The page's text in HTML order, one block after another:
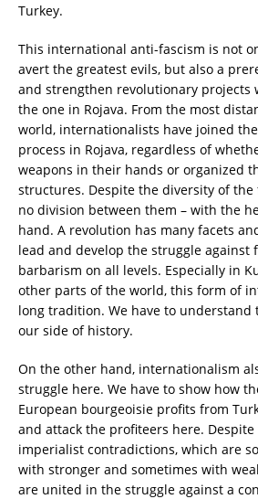
Turkey.
This international anti-fascism is not
avert the greatest evils, but also a
and strengthen revolutionary projects
the one in Rojava. From the most
world, internationalists have joined
process in Rojava, regardless of
weapons in their hands or organized
structures. Despite the diversity of
no division between them – with the
hand. A revolution has many facets
lead and develop the struggle against
barbarism on all levels. Especially in
other parts of the world, this form of
long tradition. We have to understand
our side of history.
On the other hand, internationalism
struggle here. We have to show how
European bourgeoisie profits from
and attack the profiteers here.
imperialist contradictions, which are
with stronger and sometimes with
are united in the struggle against a